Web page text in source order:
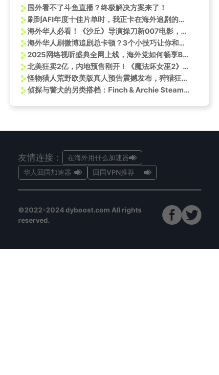
国外看不了斗鱼直播？终极解决方案来了！
刷到AFI年度十佳片单时，我正卡在海外追剧的转圈圈里，这延迟比等《阿凡达3》还煎熬
海外华人必看！《沙丘》导演操刀新007电影，3招教你突破地区限制抢先看
海外华人刷微博追剧总卡顿？3个小技巧让你和国内同步追《侏罗纪世界：重生》
2025网络视听盛典全网上线，海外党如何畅享B站直播？
北美狂卖2亿，内地预售刚开！《魔法坏女巫2》为何总让国内观众“慢半拍”？
怪物猎人荒野欧美版真人预告震撼发布，狩猎狂潮即将席卷全球！
侦探与警犬的另类搭档：Finch & Archie Steam上线
友情连接：
在海外用什么加速器
华人回国加速器
回国VPN推荐
©2022-2024 dyboost.com All rights
reserved.